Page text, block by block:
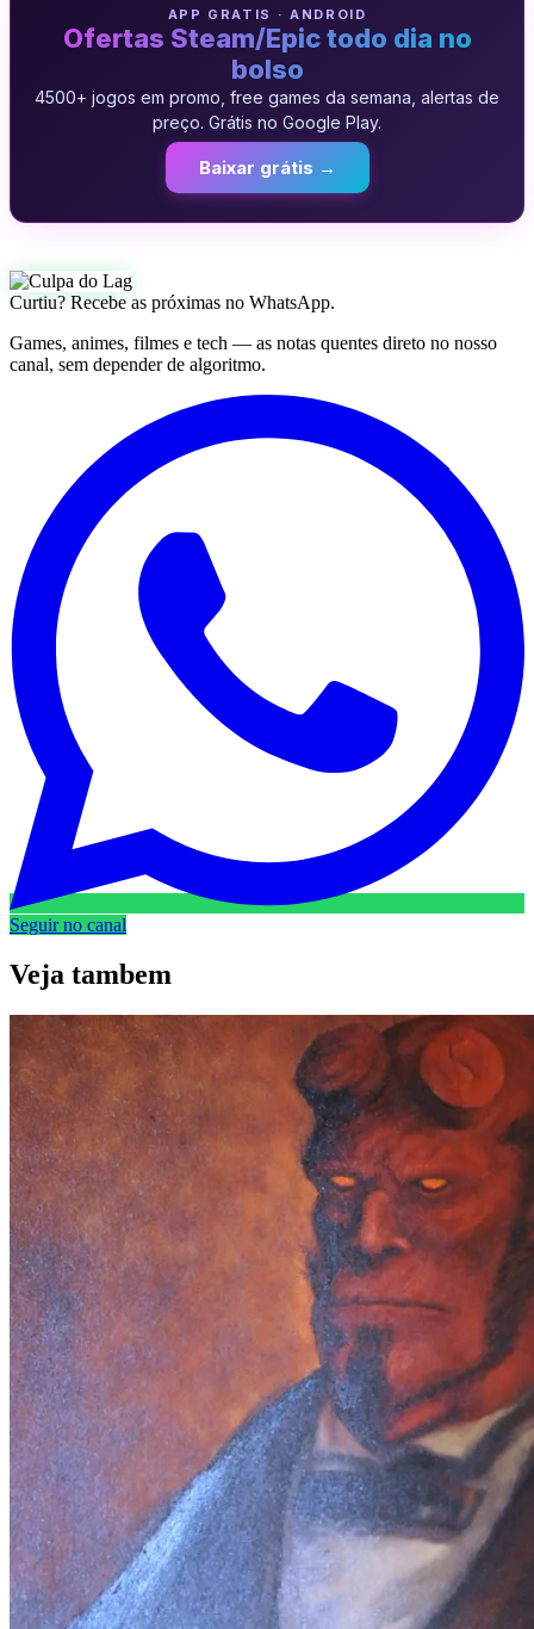
APP GRATIS · ANDROID
Ofertas Steam/Epic todo dia no
bolso
4500+ jogos em promo, free games da semana, alertas de
preço. Grátis no Google Play.
Baixar grátis →
Curtiu? Recebe as próximas no WhatsApp.
Games, animes, filmes e tech — as notas quentes direto no nosso
canal, sem depender de algoritmo.
Seguir no canal
Veja tambem